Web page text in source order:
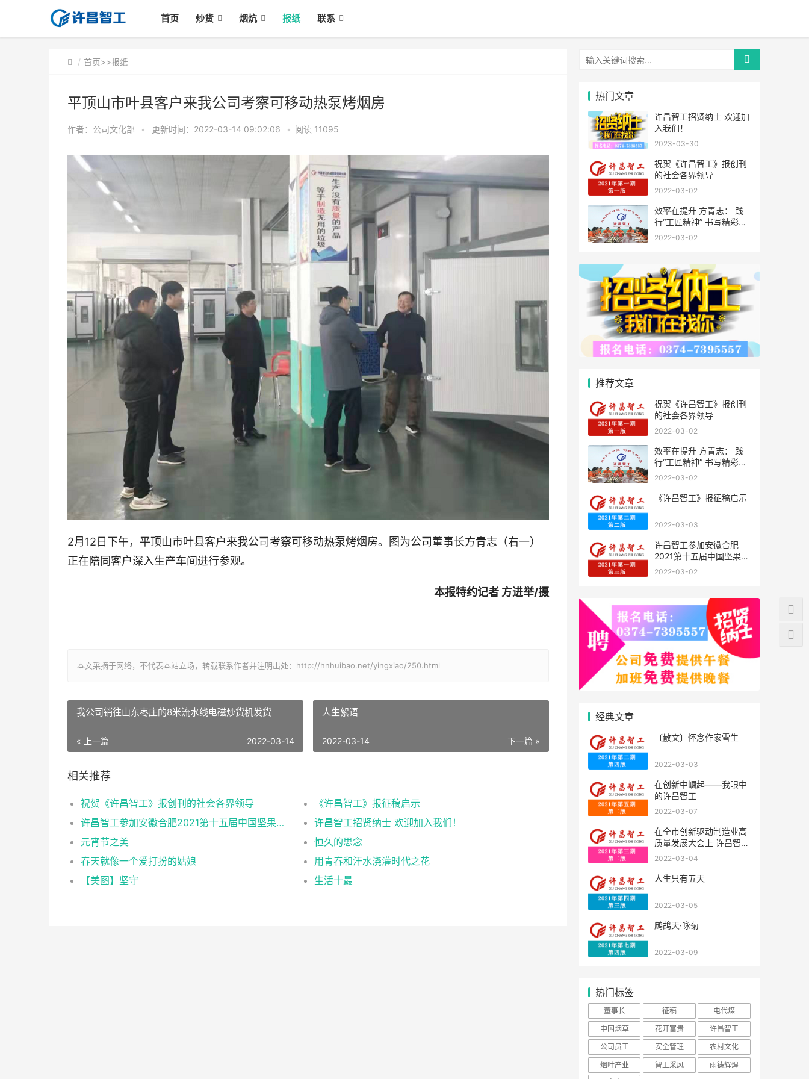
首页 炒货 烟炕 报纸 联系
首页>>报纸
平顶山市叶县客户来我公司考察可移动热泵烤烟房
作者：公司文化部 • 更新时间：2022-03-14 09:02:06 • 阅读 11095
2月12日下午，平顶山市叶县客户来我公司考察可移动热泵烤烟房。图为公司董事长方青志（右一）
正在陪同客户深入生产车间进行参观。
本报特约记者 方进举/摄
本文采摘于网络，不代表本站立场，转载联系作者并注明出处：http://hnhuibao.net/yingxiao/250.html
我公司销往山东枣庄的8米流水线电磁炒货机发货
« 上一篇 2022-03-14
人生絮语
下一篇 »
2022-03-14
相关推荐
祝贺《许昌智工》报创刊的社会各界领导
《许昌智工》报征稿启示
许昌智工参加安徽合肥2021第十五届中国坚果炒货展掠影
许昌智工招贤纳士 欢迎加入我们！
元宵节之美
恒久的思念
春天就像一个爱打扮的姑娘
用青春和汗水浇灌时代之花
【美图】坚守
生活十最
热门文章
许昌智工招贤纳士 欢迎加
入我们！
2023-03-30
祝贺《许昌智工》报创刊
的社会各界领导
2022-03-02
效率在提升 方青志： 践
行“工匠精神” 书写精彩人
生
2022-03-02
推荐文章
祝贺《许昌智工》报创刊
的社会各界领导
2022-03-02
效率在提升 方青志： 践
行“工匠精神” 书写精彩人
生
2022-03-02
《许昌智工》报征稿启示
2022-03-03
许昌智工参加安徽合肥
2021第十五届中国坚果炒
货展掠影
2022-03-02
经典文章
〔散文〕怀念作家雪生
2022-03-03
在创新中崛起——我眼中
的许昌智工
2022-03-07
在全市创新驱动制造业高
质量发展大会上 许昌智工
获得殊荣
2022-03-04
人生只有五天
2022-03-05
鹧鸪天·咏菊
2022-03-09
热门标签
董事长 征稿
电代煤
中国烟草
花开富贵
许昌智工
公司员工
安全管理
农村文化
烟叶产业
智工采风
雨铸辉煌